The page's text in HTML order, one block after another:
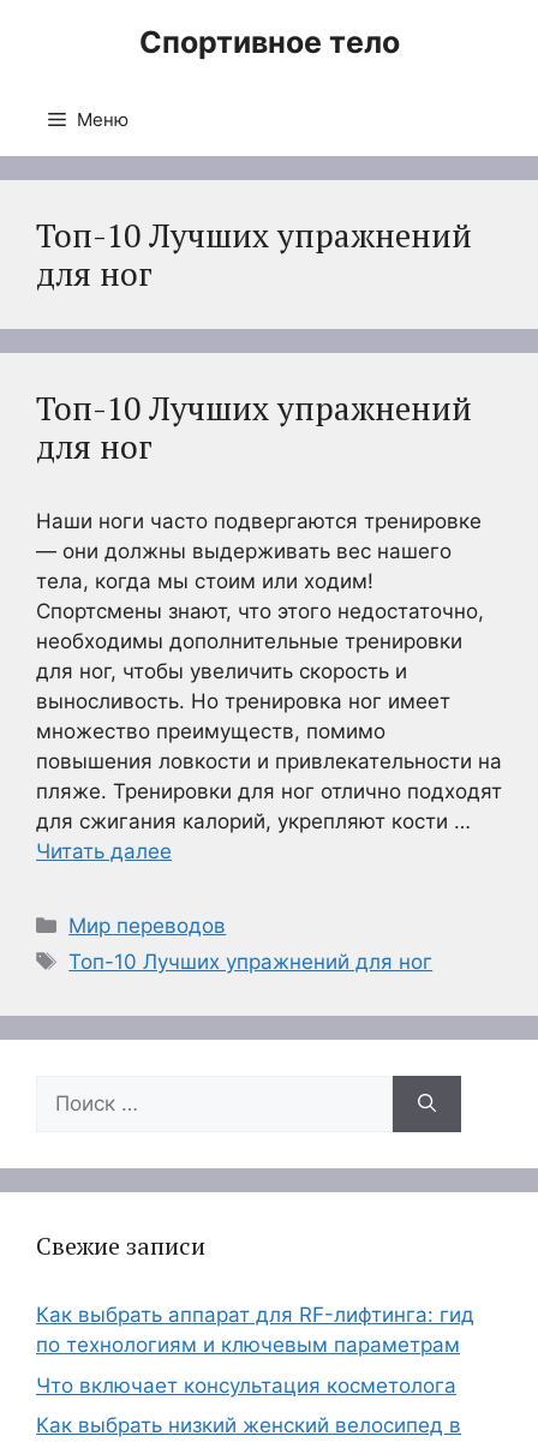
Спортивное тело
Меню
Топ-10 Лучших упражнений
для ног
Топ-10 Лучших упражнений
для ног
Наши ноги часто подвергаются тренировке
— они должны выдерживать вес нашего
тела, когда мы стоим или ходим!
Спортсмены знают, что этого недостаточно,
необходимы дополнительные тренировки
для ног, чтобы увеличить скорость и
выносливость. Но тренировка ног имеет
множество преимуществ, помимо
повышения ловкости и привлекательности на
пляже. Тренировки для ног отлично подходят
для сжигания калорий, укрепляют кости …
Читать далее
Рубрики
Мир переводов
Метки
Топ-10 Лучших упражнений для ног
Поиск:
Свежие записи
Как выбрать аппарат для RF-лифтинга: гид
по технологиям и ключевым параметрам
Что включает консультация косметолога
Как выбрать низкий женский велосипед в